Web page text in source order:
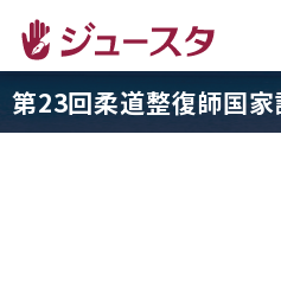
第23回柔道整復師国